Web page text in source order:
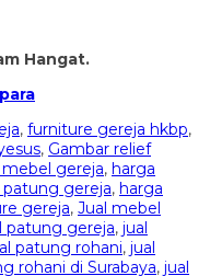
Hangat.
, furniture gereja hkbp,
, Gambar relief
gereja, harga
patung gereja, harga
gereja, Jual mebel
patung gereja, jual
patung rohani, jual
rohani di Surabaya, jual